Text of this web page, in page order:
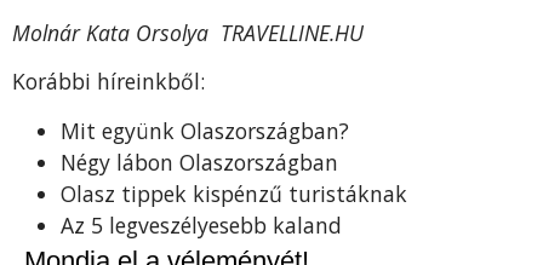
Molnár Kata Orsolya TRAVELLINE.HU
Korábbi híreinkből:
Mit együnk Olaszországban?
Négy lábon Olaszországban
Olasz tippek kispénzű turistáknak
Az 5 legveszélyesebb kaland